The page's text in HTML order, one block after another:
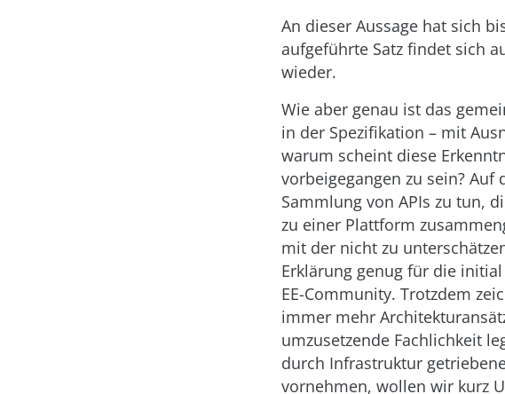
An dieser Aussage hat sich
aufgeführte Satz findet sich
wieder.
Wie aber genau ist das
in der Spezifikation – mit
warum scheint diese
vorbeigegangen zu sein?
Sammlung von APIs zu tun,
zu einer Plattform
mit der nicht zu
Erklärung genug für die initial
EE-Community. Trotzdem
immer mehr
umzusetzende Fachlichkeit
durch Infrastruktur
vornehmen, wollen wir kurz